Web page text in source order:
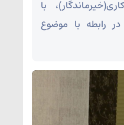
با
رابطه با موضوع